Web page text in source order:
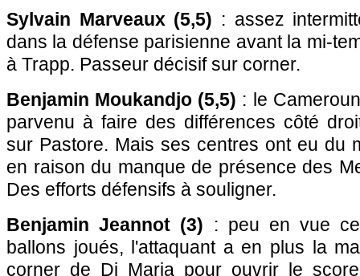
Sylvain Marveaux (5,5) : assez
dans la défense parisienne avant la mi-
à Trapp. Passeur décisif sur corner.
Benjamin Moukandjo (5,5) : le
parvenu à faire des différences côté
sur Pastore. Mais ses centres ont eu du
en raison du manque de présence des
Des efforts défensifs à souligner.
Benjamin Jeannot (3) : peu en vue
ballons joués, l'attaquant a en plus la
corner de Di Maria pour ouvrir le